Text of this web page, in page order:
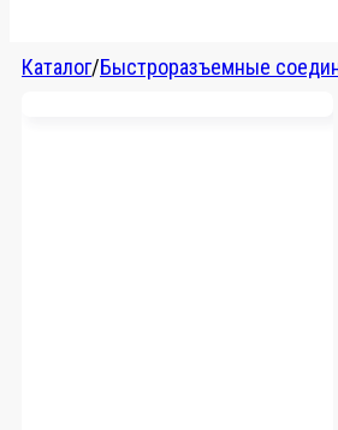
Каталог/Быстроразъемные